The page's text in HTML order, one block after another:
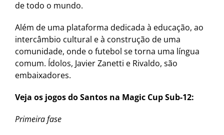
de todo o mundo.
Além de uma plataforma dedicada à educação, ao
intercâmbio cultural e à construção de uma
comunidade, onde o futebol se torna uma língua
comum. Ídolos, Javier Zanetti e Rivaldo, são
embaixadores.
Veja os jogos do Santos na Magic Cup Sub-12:
Primeira fase